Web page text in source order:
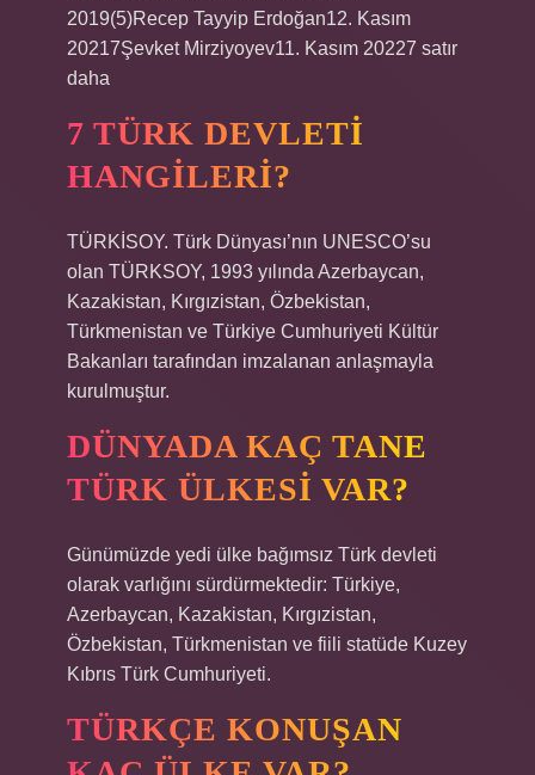
2019(5)Recep Tayyip Erdoğan12. Kasım
20217Şevket Mirziyoyev11. Kasım 20227 satır
daha
7 TÜRK DEVLETI
HANGILERI?
TÜRKİSOY. Türk Dünyası’nın UNESCO’su
olan TÜRKSOY, 1993 yılında Azerbaycan,
Kazakistan, Kırgızistan, Özbekistan,
Türkmenistan ve Türkiye Cumhuriyeti Kültür
Bakanları tarafından imzalanan anlaşmayla
kurulmuştur.
DÜNYADA KAÇ TANE
TÜRK ÜLKESI VAR?
Günümüzde yedi ülke bağımsız Türk devleti
olarak varlığını sürdürmektedir: Türkiye,
Azerbaycan, Kazakistan, Kırgızistan,
Özbekistan, Türkmenistan ve fiili statüde Kuzey
Kıbrıs Türk Cumhuriyeti.
TÜRKÇE KONUŞAN